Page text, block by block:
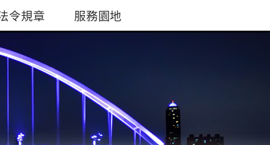
令規章 服務園地